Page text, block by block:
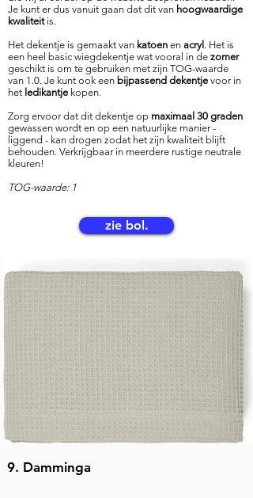
Je kunt er dus vanuit gaan dat dit van hoogwaardige
kwaliteit is.
Het dekentje is gemaakt van katoen en acryl . Het is
een heel basic wiegdekentje wat vooral in de zomer
geschikt is om te gebruiken met zijn TOG-waarde
van 1.0. Je kunt ook een bijpassend dekentje voor in
het ledikantje kopen.
Zorg ervoor dat dit dekentje op maximaal 30 graden
gewassen wordt en op een natuurlijke manier -
liggend - kan drogen zodat het zijn kwaliteit blijft
behouden. Verkrijgbaar in meerdere rustige neutrale
kleuren!
TOG-waarde: 1
zie bol.
9. Damminga